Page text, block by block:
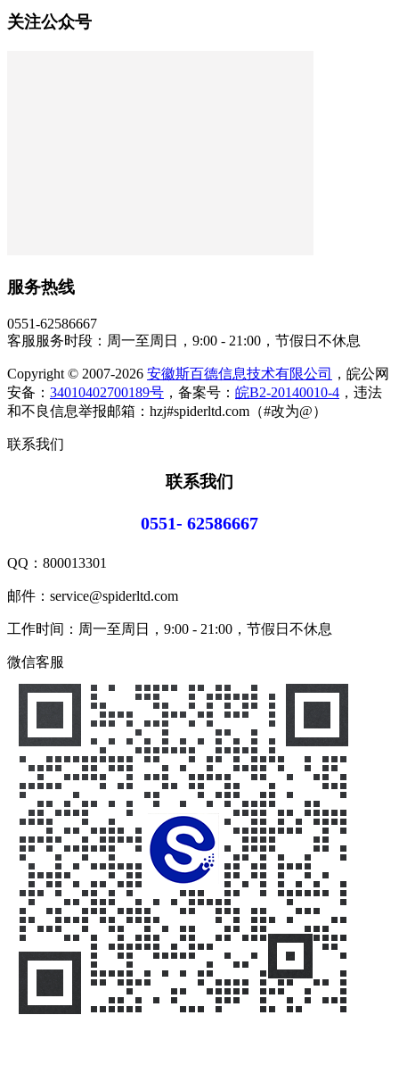
关注公众号
服务热线
0551-62586667
客服服务时段：周一至周日，9:00 - 21:00，节假日不休息
Copyright © 2007-2026 安徽斯百德信息技术有限公司
，皖公网
安备： 34010402700189号 ，备案号： 皖B2-20140010-4 ，违法
和不良信息举报邮箱：hzj#spiderltd.com（#改为@）
联系我们
联系我们
0551- 62586667
QQ： 800013301
邮件：service@spiderltd.com
工作时间：周一至周日，9:00 - 21:00，节假日不休息
微信客服